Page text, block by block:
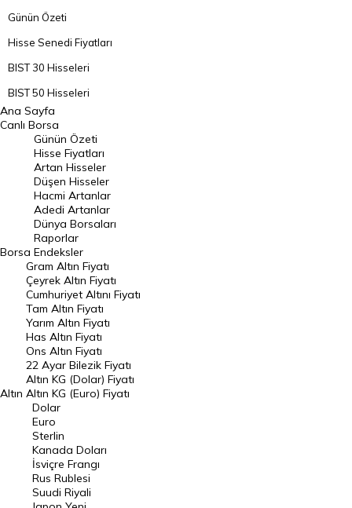
Günün Özeti
Hisse Senedi Fiyatları
BIST 30 Hisseleri
BIST 50 Hisseleri
BIST 100 Hisseleri
En Çok Artan Hisseler
En Çok Düşen Hisseler
Hacmi Artanlar
Geçmiş Kapanışlar
Dünya Borsaları
Raporlar
Endeksler
DÖVİZ
Döviz Kuru
Dolar Kuru
Euro Kuru
Pound Kuru
Frank Kuru
Riyal Kuru
Avustralya Doları
Ana Sayfa
Canlı Borsa
Borsa
Günün Özeti
Hisse Fiyatları
Artan Hisseler
Düşen Hisseler
Hacmi Artanlar
Adedi Artanlar
Dünya Borsaları
Raporlar
Endeksler
Altın
Gram Altın Fiyatı
Çeyrek Altın Fiyatı
Cumhuriyet Altını Fiyatı
Tam Altın Fiyatı
Yarım Altın Fiyatı
Has Altın Fiyatı
Ons Altın Fiyatı
22 Ayar Bilezik Fiyatı
Altın KG (Dolar) Fiyatı
Altın KG (Euro) Fiyatı
Dolar
Euro
Sterlin
Kanada Doları
İsviçre Frangı
Rus Rublesi
Suudi Riyali